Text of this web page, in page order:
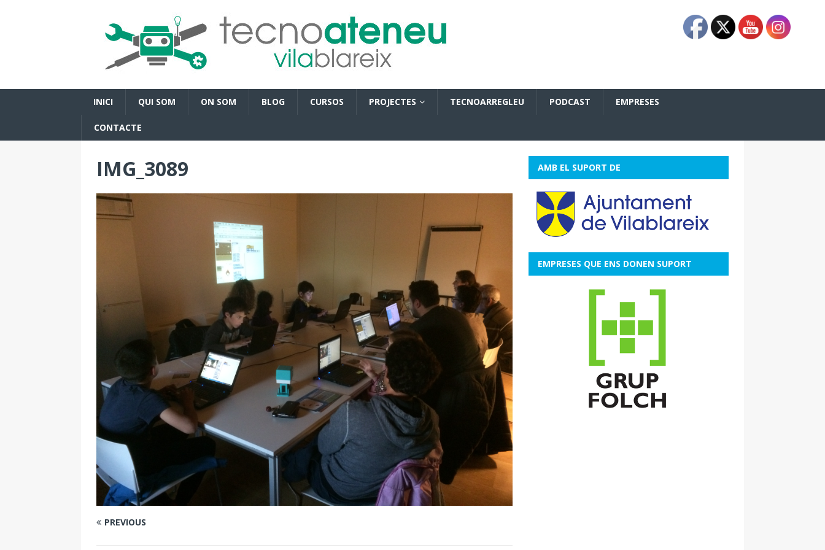
INICI QUI SOM ON SOM BLOG CURSOS PROJECTES TECNOARREGLEU PODCAST EMPRESES
CONTACTE
IMG_3089
PREVIOUS
AMB EL SUPORT DE
EMPRESES QUE ENS DONEN SUPORT